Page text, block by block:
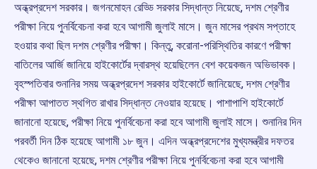
অন্ধ্রপ্রদেশ সরকার। জগনমোহন রেড্ডি সরকার সিদ্ধান্ত নিয়েছে, দশম শ্রেণীর
পরীক্ষা নিয়ে পুনর্বিবেচনা করা হবে আগামী জুলাই মাসে। জুন মাসের প্রথম সপ্তাহে
হওয়ার কথা ছিল দশম শ্রেণীর পরীক্ষা। কিন্তু, করোনা-পরিস্থিতির কারণে পরীক্ষা
বাতিলের আর্জি জানিয়ে হাইকোর্টের দ্বারস্থ হয়েছিলেন বেশ কয়েকজন অভিভাবক।
বৃহস্পতিবার শুনানির সময় অন্ধ্রপ্রদেশ সরকার হাইকোর্টে জানিয়েছে, দশম শ্রেণীর
পরীক্ষা আপাতত স্থগিত রাখার সিদ্ধান্ত নেওয়ার হয়েছে। পাশাপাশি হাইকোর্টে
জানানো হয়েছে, পরীক্ষা নিয়ে পুনর্বিবেচনা করা হবে আগামী জুলাই মাসে। শুনানির দিন
পরবর্তী দিন ঠিক হয়েছে আগামী ১৮ জুন। এদিন অন্ধ্রপ্রদেশের মুখ্যমন্ত্রীর দফতর
থেকেও জানানো হয়েছে, দশম শ্রেণীর পরীক্ষা নিয়ে পুনর্বিবেচনা করা হবে আগামী